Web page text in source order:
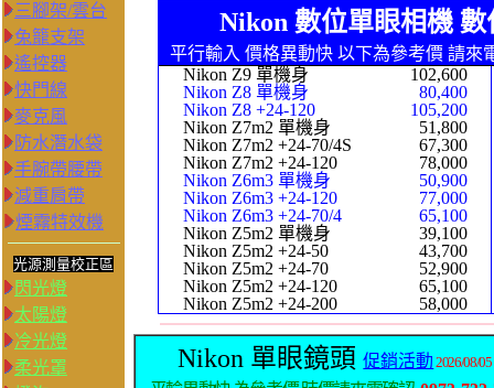
三腳架/雲台
兔籠支架
遙控器
快門線
麥克風
防水潛水袋
手腕帶腰帶
減重肩帶
煙霧特效機
光源測量校正區
閃光燈
太陽燈
冷光燈
柔光罩
Nikon 數位單眼相機
平行輸入 價格異動快 以下為參考價 請來
Nikon Z9 單機身
Nikon Z8 單機身
Nikon Z8 +24-120
Nikon Z7m2 單機身
Nikon Z7m2 +24-70/4S
Nikon Z7m2 +24-120
Nikon Z6m3 單機身
Nikon Z6m3 +24-120
Nikon Z6m3 +24-70/4
Nikon Z5m2 單機身
Nikon Z5m2 +24-50
Nikon Z5m2 +24-70
Nikon Z5m2 +24-120
Nikon Z5m2 +24-200
102,600
80,400
105,200
51,800
67,300
78,000
50,900
77,000
65,100
39,100
43,700
52,900
65,100
58,000
Nikon 單眼鏡頭促銷活動 2026/08/05